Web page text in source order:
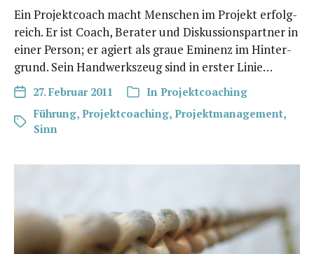
Ein Pro­jekt­coach macht Men­schen im Pro­jekt erfolg­
reich. Er ist Coach, Bera­ter und Dis­kus­si­ons­part­ner in
einer Per­son; er agiert als graue Emi­nenz im Hin­ter­
grund. Sein Hand­werks­zeug sind in ers­ter Linie…
27. Februar 2011 In Projektcoaching
Führung, Projektcoaching, Projektmanagement,
Sinn